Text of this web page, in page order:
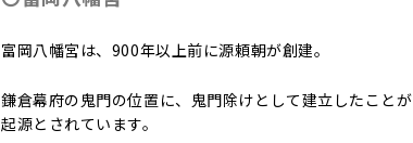
富岡八幡宮は、900年以上前に源頼朝が創建。
鎌倉幕府の鬼門の位置に、鬼門除けとして建立したことが
起源とされています。